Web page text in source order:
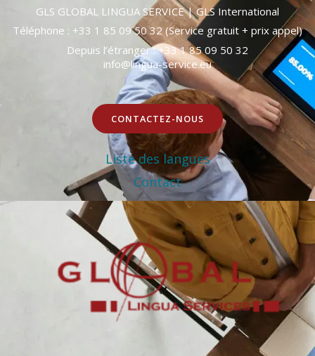
GLS GLOBAL LINGUA SERVICE | GLS International
Téléphone : +33 1 85 09 50 32 (Service gratuit + prix appel)
Depuis l’étranger : +33 1 85 09 50 32
info@lingua-service.eu
CONTACTEZ-NOUS
Liste des langues
Contact
Actualités
Télécharger notre brochure